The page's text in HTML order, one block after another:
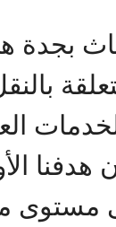
بجدة
هدفنا
مستوى